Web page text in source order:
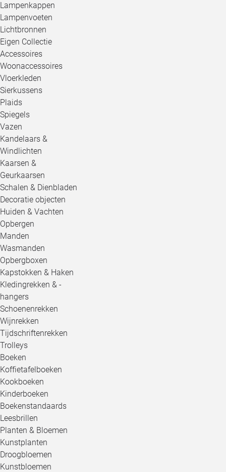
Lampenkappen
Lampenvoeten
Lichtbronnen
Eigen Collectie
Accessoires
Woonaccessoires
Vloerkleden
Sierkussens
Plaids
Spiegels
Vazen
Kandelaars &
Windlichten
Kaarsen &
Geurkaarsen
Schalen & Dienbladen
Decoratie objecten
Huiden & Vachten
Opbergen
Manden
Wasmanden
Opbergboxen
Kapstokken & Haken
Kledingrekken & -
hangers
Schoenenrekken
Wijnrekken
Tijdschriftenrekken
Trolleys
Boeken
Koffietafelboeken
Kookboeken
Kinderboeken
Boekenstandaards
Leesbrillen
Planten & Bloemen
Kunstplanten
Droogbloemen
Kunstbloemen